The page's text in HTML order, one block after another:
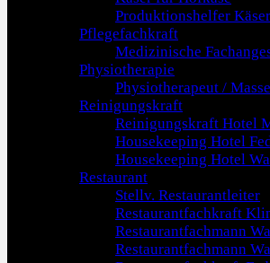
Produktionshelfer
Pflegefachkraft
Medizinische
Physiotherapie
Physiotherapeut /
Reinigungskraft
Reinigungskraft Hotel
Housekeeping Hotel
Housekeeping Hotel
Restaurant
Stellv. Restaurantleiter
Restaurantfachkraft
Restaurantfachmann
Restaurantfachmann